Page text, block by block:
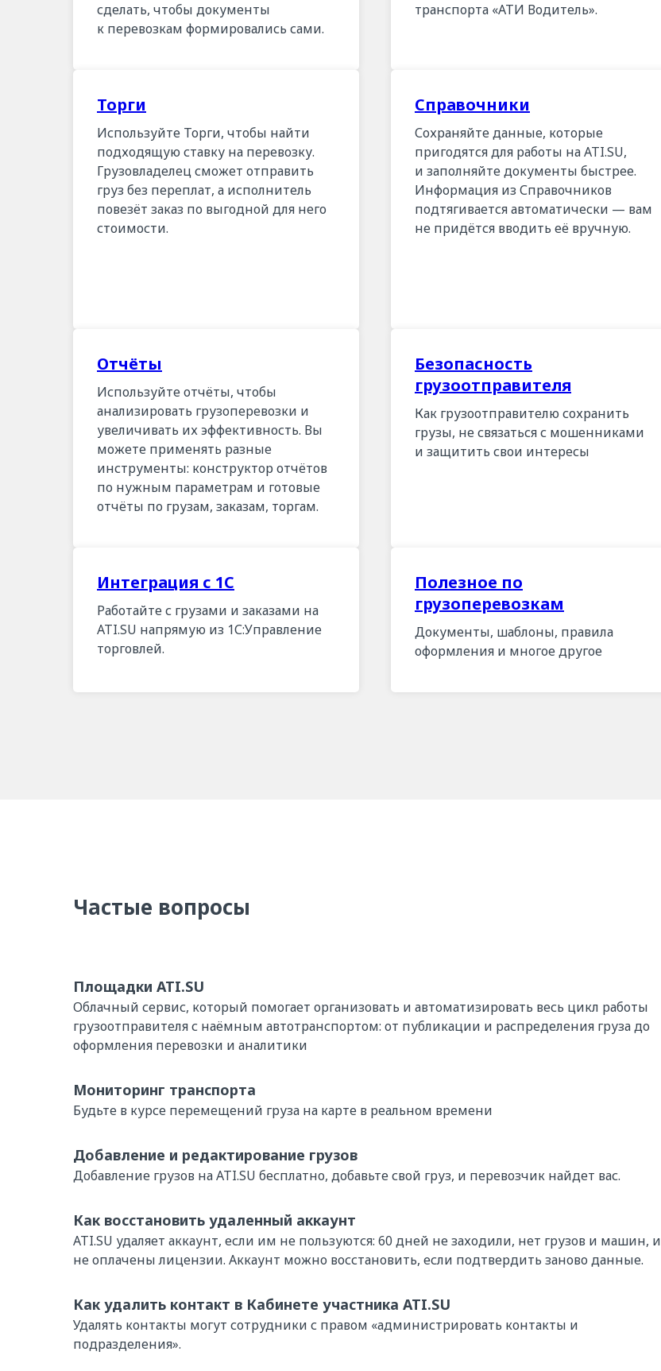
сделать, чтобы документы
к перевозкам формировались сами.
транспорта «АТИ Водитель».
Торги
Используйте Торги, чтобы найти
подходящую ставку на перевозку.
Грузовладелец сможет отправить
груз без переплат, а исполнитель
повезёт заказ по выгодной для него
стоимости.
Справочники
Сохраняйте данные, которые
пригодятся для работы на ATI.SU,
и заполняйте документы быстрее.
Информация из Справочников
подтягивается автоматически — вам
не придётся вводить её вручную.
Отчёты
Используйте отчёты, чтобы
анализировать грузоперевозки и
увеличивать их эффективность. Вы
можете применять разные
инструменты: конструктор отчётов
по нужным параметрам и готовые
отчёты по грузам, заказам, торгам.
Безопасность
грузоотправителя
Как грузоотправителю сохранить
грузы, не связаться с мошенниками
и защитить свои интересы
Интеграция с 1С
Работайте с грузами и заказами на
ATI.SU напрямую из 1С:Управление
торговлей.
Полезное по
грузоперевозкам
Документы, шаблоны, правила
оформления и многое другое
Частые вопросы
Площадки ATI.SU
Облачный сервис, который помогает организовать и автоматизировать весь цикл работы
грузоотправителя с наёмным автотранспортом: от публикации и распределения груза до
оформления перевозки и аналитики
Мониторинг транспорта
Будьте в курсе перемещений груза на карте в реальном времени
Добавление и редактирование грузов
Добавление грузов на ATI.SU бесплатно, добавьте свой груз, и перевозчик найдет вас.
Как восстановить удаленный аккаунт
ATI.SU удаляет аккаунт, если им не пользуются: 60 дней не заходили, нет грузов и машин, и
не оплачены лицензии. Аккаунт можно восстановить, если подтвердить заново данные.
Как удалить контакт в Кабинете участника ATI.SU
Удалять контакты могут сотрудники с правом «администрировать контакты и
подразделения».